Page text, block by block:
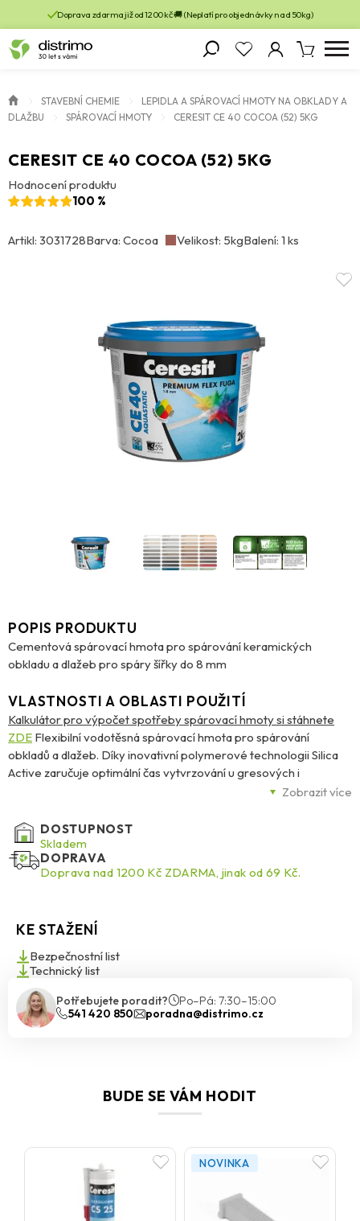
Doprava zdarma již od 1200 kč 🚚 (Neplatí pro objednávky nad 50kg)
STAVEBNÍ CHEMIE
LEPIDLA A SPÁROVACÍ HMOTY NA OBKLADY A
DLAŽBU
SPÁROVACÍ HMOTY CERESIT CE 40 COCOA (52) 5KG
CERESIT CE 40 COCOA (52) 5KG
Hodnocení produktu
100 %
Artikl: 3031728Barva: Cocoa Velikost: 5kgBalení: 1 ks
POPIS PRODUKTU
Cementová spárovací hmota pro spárování keramických
obkladu a dlažeb pro spáry šířky do 8 mm
Zobrazit více
VLASTNOSTI A OBLASTI POUŽITÍ
Kalkulátor pro výpočet spotřeby spárovací hmoty si stáhnete
ZDE Flexibilní vodotěsná spárovací hmota pro spárování
obkladů a dlažeb. Díky inovativní polymerové technologii Silica
Active zaručuje optimální čas vytvrzování u gresových i
keramických dlažeb a dokonalou stálost a intenzitu barev bez
zaručuje dlouhodobou životnost spáry a ve spojení s Trojitou
ochranou MicroProtect je navíc účinně chráněna proti houbám a
plísním.
DOSTUPNOST
Skladem
DOPRAVA
Doprava nad 1200 Kč ZDARMA, jinak od 69 Kč.
KE STAŽENÍ
Bezpečnostní list
Technický list
Potřebujete poradit?
Po–Pá: 7:30–15:00
541 420 850
poradna@distrimo.cz
BUDE SE VÁM HODIT
NOVINKA